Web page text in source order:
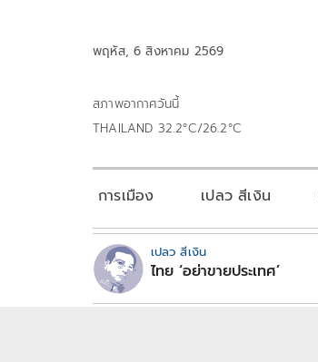
พฤหัส, 6 สิงหาคม 2569
สภาพอากาศวันนี้
THAILAND 32.2°C/26.2°C
การเมือง เปลว สีเงิน
เปลว สีเงิน
ไทย ‘อย่าขายประเทศ’